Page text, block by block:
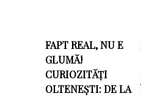
FAPT REAL, NU E
GLUMĂ!
CURIOZITĂȚI
OLTENEȘTI: DE LA